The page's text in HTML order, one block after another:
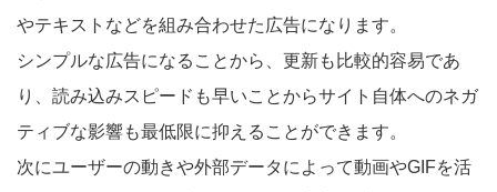
やテキストなどを組み合わせた広告になります。
シンプルな広告になることから、更新も比較的容易であ
り、読み込みスピードも早いことからサイト自体へのネガ
ティブな影響も最低限に抑えることができます。
次にユーザーの動きや外部データによって動画やGIFを活